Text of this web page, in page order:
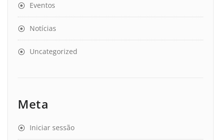
Eventos
Notícias
Uncategorized
Meta
Iniciar sessão